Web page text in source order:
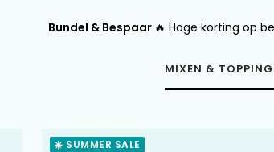
Bundel & Bespaar 🔥 Hoge korting op
MIXEN &
☀️ SUMMER SALE